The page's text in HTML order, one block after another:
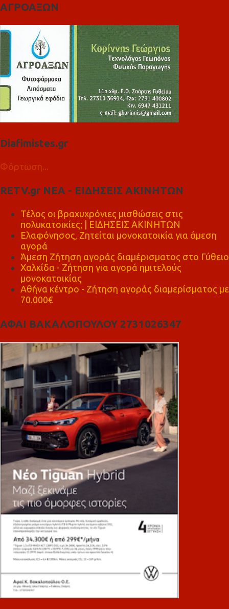
ΑΓΡΟΑΞΩΝ
Diafimistes.gr
Φόρτωση...
RETV.gr ΝΕΑ - ΕΙΔΗΣΕΙΣ ΑΚΙΝΗΤΩΝ
Τέλος οι βραχυχρόνιες μισθώσεις στις
πολυκατοικίες; | ΕΙΔΗΣΕΙΣ ΑΚΙΝΗΤΩΝ
Ελαφόνησος, Ζητείται μονοκατοικία για άμεση
αγορά
Άμεση Ζήτηση αγοράς διαμέρισματος στο Γύθειο
Χαλκίδα - Ζήτηση για αγορά ημιτελούς
μονοκατοικίας
Αθήνα κέντρο - Ζήτηση αγοράς διαμερίσματος με
70.000€
ΑΦΑΙ ΒΑΚΑΛΟΠΟΥΛΟΥ 2731026347